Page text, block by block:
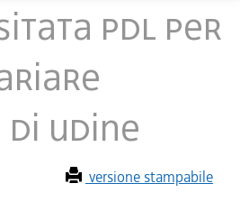
pdl per
Udine
versione stampabile